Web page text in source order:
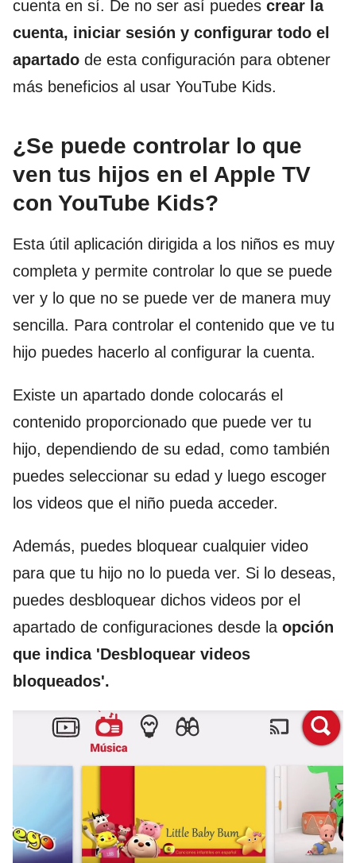
cuenta en sí. De no ser así puedes crear la
cuenta, iniciar sesión y configurar todo el
apartado de esta configuración para obtener
más beneficios al usar YouTube Kids.
¿Se puede controlar lo que
ven tus hijos en el Apple TV
con YouTube Kids?
Esta útil aplicación dirigida a los niños es muy
completa y permite controlar lo que se puede
ver y lo que no se puede ver de manera muy
sencilla. Para controlar el contenido que ve tu
hijo puedes hacerlo al configurar la cuenta.
Existe un apartado donde colocarás el
contenido proporcionado que puede ver tu
hijo, dependiendo de su edad, como también
puedes seleccionar su edad y luego escoger
los videos que el niño pueda acceder.
Además, puedes bloquear cualquier video
para que tu hijo no lo pueda ver. Si lo deseas,
puedes desbloquear dichos videos por el
apartado de configuraciones desde la opción
que indica 'Desbloquear videos
bloqueados'.